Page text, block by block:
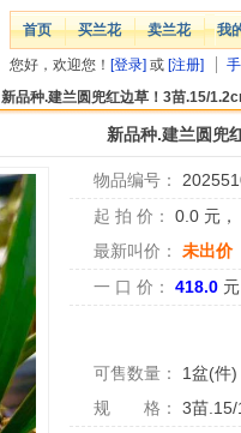
首页 买兰花 卖兰花 我
您好，欢迎您！ [登录] 或 [注册]
新品种.建兰圆兜红边草！3苗.15/
新品种.建兰圆兜
物品编号：
起 拍 价：
0.0 元，
最新叫价：
未出价
一 口 价：
418.0 元
可售数量： 1盆(件)
规 格：
3苗